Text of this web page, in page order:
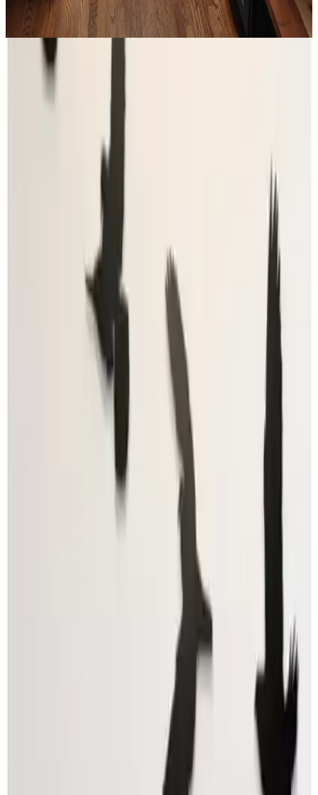
işlevsellik ve estetik sağlar. Alanı işlevsel gruplarla düzenlemek
önemlidir.
Malzeme ve Dayanıklılık
hafif olmasına rağmen dayanıklı yapısıyla bilinir ve uzun süreli
estetik hem de dayanıklılık açısından üstün özellikler taşır.
Kolay Montaj ve Kullanım
Ümra Lazer Üm-Ra kullanıcı dostu montaj özellikleriyle öne çıkar.
Ürün üzerinde hazır olarak gelen çift taraflı bantlar sayesinde
karmaşık montaj işlemlerine gerek kalmadan duvara kolayca
yapıştırılabilir. Bu sayede herhangi bir profesyonel yardım almadan
kısa sürede duvarlarınızı süsleyebilirsiniz. Ayrıca bantlar yüksek
yapışkanlık özelliği sayesinde ürünün güvenle duvarda kalmasını
Tematik ve Dekoratif Özellikler
Dekoratif temasıyla dikkat çeken bu ürün yuvarlak şekli ve kuş
figürleriyle doğal ve huzurlu bir atmosfer yaratır. Kuş motifleri
doğanın ve özgürlüğün simgeleri olarak yaşam alanlarınıza pozitif
enerji katar. Modern tasarımı ve sade renkleriyle farklı iç mekân
stilleriyle uyum sağlar. Özellikle minimal ve çağdaş dekorasyonlara
uygunluğu kullanım alanlarını genişletir.
Ürün Performansı ve Müşteri
Ürün kullanıcılar tarafından genellikle yüksek memnuniyetle
karşılanmaktadır. 4.5 puanlık ortalama değerlendirme ürünün
kalitesini ve estetiğini kanıtlar niteliktedir. Kullanıcılar ürünün kolay
montajı ve şık görünümünden memnun kalırken dayanıklılığı ve
Çeşitli Kullanım Alanları
Bu dekoratif duvar süsü oturma odaları, yatak odaları, çocuk odaları
ve ofislerde kullanılabilir. Mekâna hareket ve canlılık katarken aynı
zamanda sakinleştirici bir atmosfer oluşturur. Ayrıca hediye olarak
da tercih edilebilir özellikle doğa ve kuş temalı dekorasyonları
Sonuç ve Değerlendirme
Ümra Lazer Üm-Ra estetik ve fonksiyonelliği bir arada sunan
modern tasarımıyla dikkat çeken bir duvar dekorudur. Kullanıcı
dostu montaj sistemi dayanıklı malzemesi ve şık görünümüyle öne
çıkar. Ayrıca geniş kullanım alanı ve yüksek müşteri memnuniyeti
ürünün tercih edilme sebeplerinin başında gelir. Mekânlarınızı
güzelleştirmek ve tarzınıza uygun bir dekoratif parça arıyorsanız bu
ürün sizin için mükemmel bir seçim olacaktır.